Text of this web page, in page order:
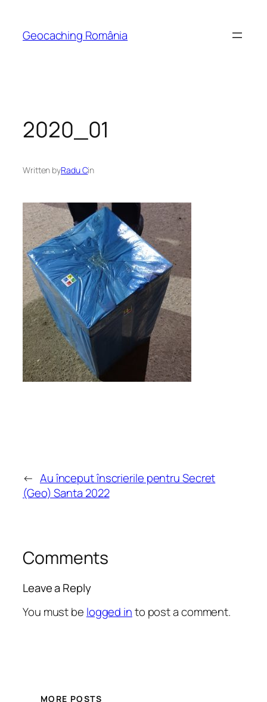
content
Geocaching România
2020_01
Written byRadu Cin
← Au început înscrierile pentru Secret
(Geo) Santa 2022
Comments
Leave a Reply
You must be logged into post a comment.
MORE POSTS